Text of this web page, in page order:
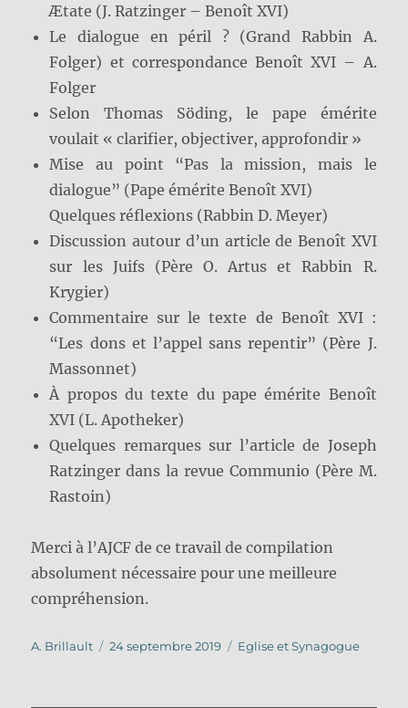
Ætate (J. Ratzinger – Benoît XVI)
Le dialogue en péril ? (Grand Rabbin A.
Folger) et correspondance Benoît XVI – A.
Folger
Selon Thomas Söding, le pape émérite
voulait « clarifier, objectiver, approfondir »
Mise au point “Pas la mission, mais le
dialogue” (Pape émérite Benoît XVI)
Quelques réflexions (Rabbin D. Meyer)
Discussion autour d’un article de Benoît XVI
sur les Juifs (Père O. Artus et Rabbin R.
Krygier)
Commentaire sur le texte de Benoît XVI :
“Les dons et l’appel sans repentir” (Père J.
Massonnet)
À propos du texte du pape émérite Benoît
XVI (L. Apotheker)
Quelques remarques sur l’article de Joseph
Ratzinger dans la revue Communio (Père M.
Rastoin)
Merci à l’AJCF de ce travail de compilation
absolument nécessaire pour une meilleure
compréhension.
Auteur
A. Brillault
Publié
24 septembre 2019 Catégories
Eglise et Synagogue